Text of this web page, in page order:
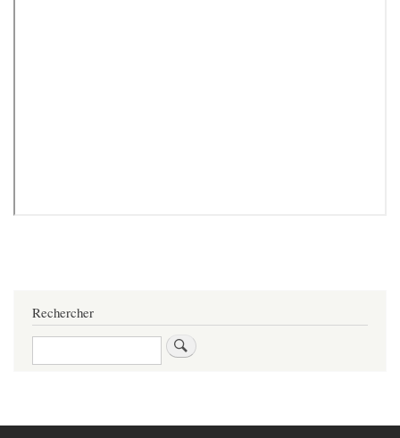
Rechercher
Rechercher